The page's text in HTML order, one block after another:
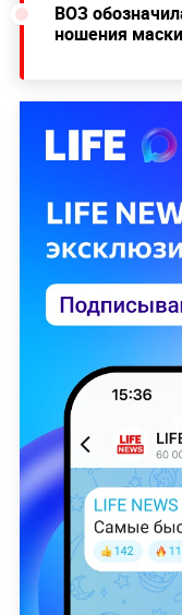
ВОЗ
ношения маски